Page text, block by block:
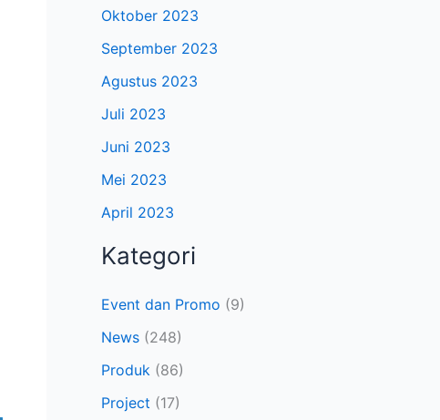
Oktober 2023
September 2023
Agustus 2023
Juli 2023
Juni 2023
Mei 2023
April 2023
Kategori
Event dan Promo (9)
News (248)
Produk (86)
Project (17)